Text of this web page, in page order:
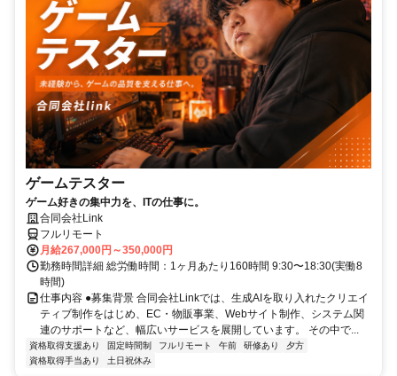
ゲームテスター
ゲーム好きの集中力を、ITの仕事に。
合同会社Link
フルリモート
月給267,000円～350,000円
勤務時間詳細 総労働時間：1ヶ月あたり160時間 9:30〜18:30(実働8
時間)
仕事内容 ●募集背景 合同会社Linkでは、生成AIを取り入れたクリエイ
ティブ制作をはじめ、EC・物販事業、Webサイト制作、システム関
連のサポートなど、幅広いサービスを展開しています。 その中で...
資格取得支援あり 固定時間制 フルリモート 午前 研修あり
夕方
資格取得手当あり
土日祝休み